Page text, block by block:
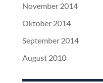
November 2014
Oktober 2014
September 2014
August 2010